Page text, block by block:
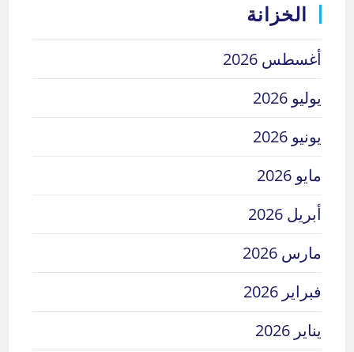
الخزانة
أغسطس 2026
يوليو 2026
يونيو 2026
مايو 2026
أبريل 2026
مارس 2026
فبراير 2026
يناير 2026